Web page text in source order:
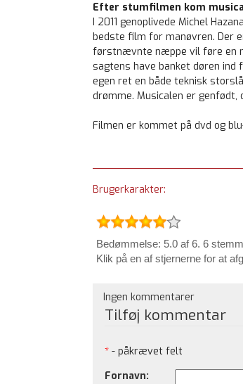
Efter stumfilmen kom
I 2011 genoplivede Michel
bedste film for manøvren. Der
førstnævnte næppe vil føre en
sagtens have banket døren
egen ret en både teknisk
drømme. Musicalen er
Filmen er kommet på dvd og
Brugerkarakter:
Bedømmelse: 5.0 af 6. 6
Klik på en af stjernerne for at
Ingen kommentarer
Tilføj kommentar
* - påkrævet felt
Fornavn: